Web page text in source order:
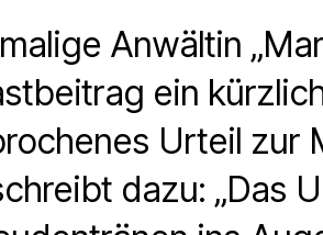
Anwältin
ein
Urteil zur
dazu: „Das